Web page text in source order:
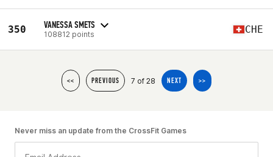
350 VANESSA SMETS
108812 points CHE
<< PREVIOUS 7 of 28 NEXT >>
Never miss an update from the CrossFit Games